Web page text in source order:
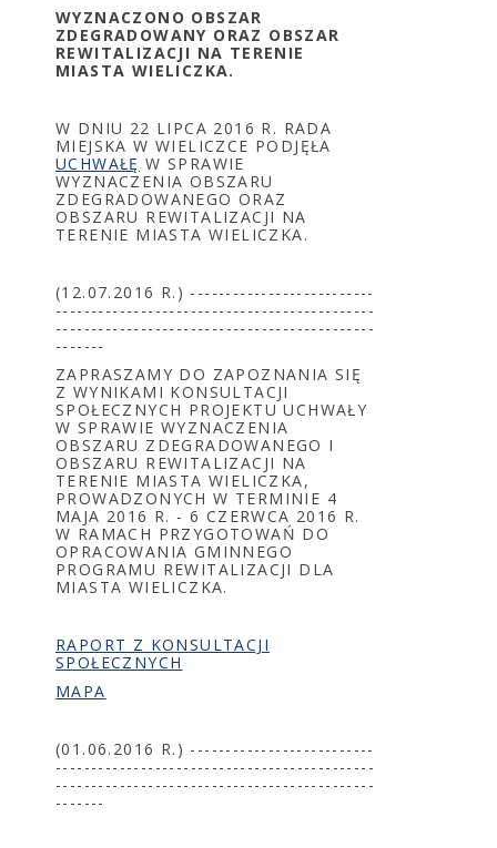
WYZNACZONO OBSZAR
ZDEGRADOWANY ORAZ OBSZAR
REWITALIZACJI NA TERENIE
MIASTA WIELICZKA.
W DNIU 22 LIPCA 2016 R. RADA
MIEJSKA W WIELICZCE PODJĘŁA
UCHWAŁĘ W SPRAWIE
WYZNACZENIA OBSZARU
ZDEGRADOWANEGO ORAZ
OBSZARU REWITALIZACJI NA
TERENIE MIASTA WIELICZKA.
(12.07.2016 R.) --------------------------
---------------------------------------------
---------------------------------------------
-------
ZAPRASZAMY DO ZAPOZNANIA SIĘ
Z WYNIKAMI KONSULTACJI
SPOŁECZNYCH PROJEKTU UCHWAŁY
W SPRAWIE WYZNACZENIA
OBSZARU ZDEGRADOWANEGO I
OBSZARU REWITALIZACJI NA
TERENIE MIASTA WIELICZKA,
PROWADZONYCH W TERMINIE 4
MAJA 2016 R. - 6 CZERWCA 2016 R.
W RAMACH PRZYGOTOWAŃ DO
OPRACOWANIA GMINNEGO
PROGRAMU REWITALIZACJI DLA
MIASTA WIELICZKA.
RAPORT Z KONSULTACJI
SPOŁECZNYCH
MAPA
(01.06.2016 R.) --------------------------
---------------------------------------------
---------------------------------------------
-------